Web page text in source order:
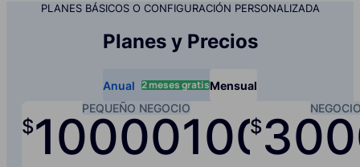
PLANES BÁSICOS O CONFIGURACIÓN PERSONALIZADA
Planes y Precios
Anual 2 meses gratisMensual
PEQUEÑO NEGOCIO
$100001000/año/
$